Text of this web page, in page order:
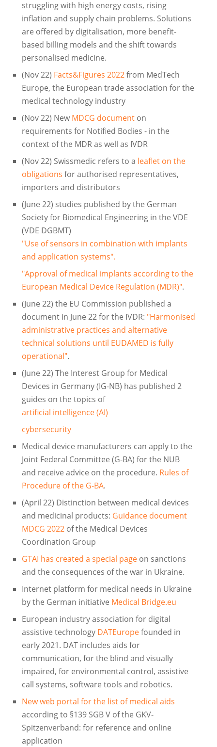
struggling with high energy costs, rising
inflation and supply chain problems. Solutions
are offered by digitalisation, more benefit-
based billing models and the shift towards
personalised medicine.
(Nov 22) Facts&Figures 2022from MedTech
Europe, the European trade association for the
medical technology industry
(Nov 22) New MDCG documenton
requirements for Notified Bodies - in the
context of the MDR as well as IVDR
(Nov 22) Swissmedic refers to a leaflet on the
obligations for authorised representatives,
importers and distributors
(June 22) studies published by the German
Society for Biomedical Engineering in the VDE
(VDE DGBMT)
"Use of sensors in combination with implants
and application systems".
"Approval of medical implants according to the
European Medical Device Regulation (MDR)".
(June 22) the EU Commission published a
document in June 22 for the IVDR: "Harmonised
administrative practices and alternative
technical solutions until EUDAMED is fully
operational".
(June 22) The Interest Group for Medical
Devices in Germany (IG-NB) has published 2
guides on the topics of
artificial intelligence (AI)
cybersecurity
Medical device manufacturers can apply to the
Joint Federal Committee (G-BA) for the NUB
and receive advice on the procedure. Rules of
Procedure of the G-BA.
(April 22) Distinction between medical devices
and medicinal products: Guidance document
MDCG 2022 of the Medical Devices
Coordination Group
GTAI has created a special page on sanctions
and the consequences of the war in Ukraine.
Internet platform for medical needs in Ukraine
by the German initiative Medical Bridge.eu
European industry association for digital
assistive technology DATEuropefounded in
early 2021. DAT includes aids for
communication, for the blind and visually
impaired, for environmental control, assistive
call systems, software tools and robotics.
New web portal for the list of medical aids
according to §139 SGB V of the GKV-
Spitzenverband: for reference and online
application